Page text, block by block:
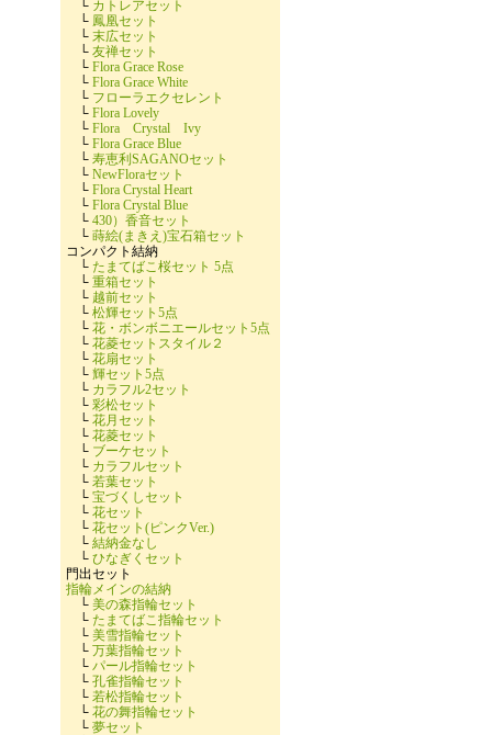
└ カトレアセット
└ 鳳凰セット
└ 末広セット
└ 友禅セット
└ Flora Grace Rose
└ Flora Grace White
└ フローラエクセレント
└ Flora Lovely
└ Flora Crystal Ivy
└ Flora Grace Blue
└ 寿恵利SAGANOセット
└ NewFloraセット
└ Flora Crystal Heart
└ Flora Crystal Blue
└ 430）香音セット
└ 蒔絵(まきえ)宝石箱セット
コンパクト結納
└ たまてばこ桜セット 5点
└ 重箱セット
└ 越前セット
└ 松輝セット5点
└ 花・ボンボニエールセット5点
└ 花菱セットスタイル２
└ 花扇セット
└ 輝セット5点
└ カラフル2セット
└ 彩松セット
└ 花月セット
└ 花菱セット
└ ブーケセット
└ カラフルセット
└ 若葉セット
└ 宝づくしセット
└ 花セット
└ 花セット(ピンクVer.)
└ 結納金なし
└ ひなぎくセット
門出セット
指輪メインの結納
└ 美の森指輪セット
└ たまてばこ指輪セット
└ 美雪指輪セット
└ 万葉指輪セット
└ パール指輪セット
└ 孔雀指輪セット
└ 若松指輪セット
└ 花の舞指輪セット
└ 夢セット